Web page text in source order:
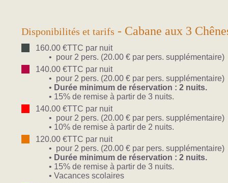
Disponibilités et tarifs - Cabane aux 3
160.00 €TTC par nuit
• pour 2 pers. (20.00 € par pers. supplémentaire)
140.00 €TTC par nuit
• pour 2 pers. (20.00 € par pers. supplémentaire)
• Durée minimum de réservation : 2 nuits.
• 15% de remise à partir de 3 nuits.
140.00 €TTC par nuit
• pour 2 pers. (20.00 € par pers. supplémentaire)
• 10% de remise à partir de 2 nuits.
120.00 €TTC par nuit
• pour 2 pers. (20.00 € par pers. supplémentaire)
• Durée minimum de réservation : 2 nuits.
• 15% de remise à partir de 3 nuits.
• Vacances scolaires